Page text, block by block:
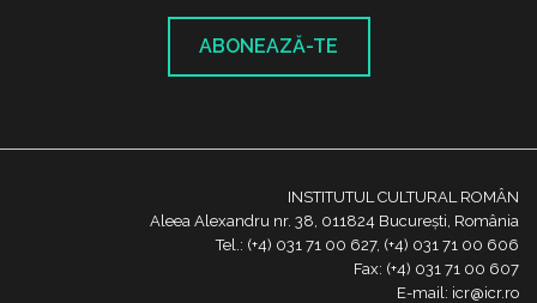
ABONEAZĂ-TE
INSTITUTUL CULTURAL ROMÂN
Aleea Alexandru nr. 38, 011824 București, România
Tel.: (+4) 031 71 00 627, (+4) 031 71 00 606
Fax: (+4) 031 71 00 607
E-mail: icr@icr.ro